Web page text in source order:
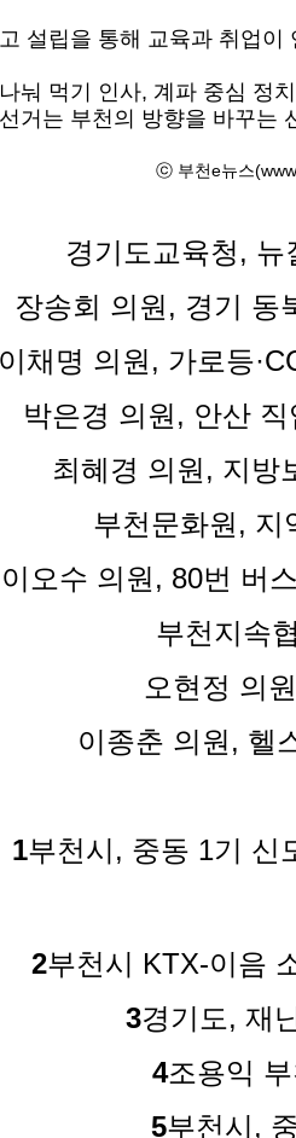
설립을 통해 교육과 취업이
눠 먹기 인사, 계파 중심 정
선거는 부천의 방향을 바꾸는
ⓒ 부천e뉴스
경기도교육청, 뉴
장송회 의원, 경기 동
이채명 의원, 가로등
박은경 의원, 안산
최혜경 의원, 지방
부천문화원, 지
이오수 의원, 80번 버
부천지속
오현정 의
이종춘 의원, 헬
1부천시, 중동 1기 신
2부천시 KTX-이음
3경기도, 재
4조용익
5부천시,